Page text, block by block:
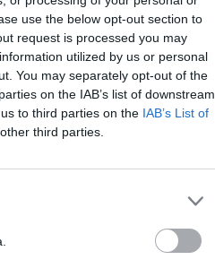
use the below opt-out section to
request is processed you may
utilized by us or personal
You may separately opt-out of the
on the IAB’s list of downstream
to third parties on the IAB’s List of
third parties.